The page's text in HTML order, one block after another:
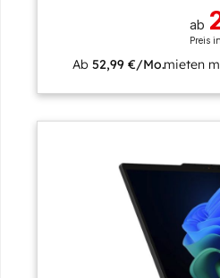
ab
Preis
Ab52,99 €/Mo.mieten